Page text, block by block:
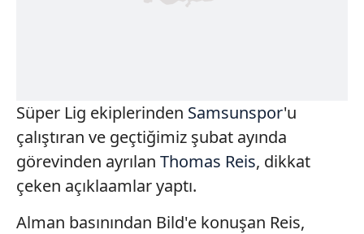
Süper Lig ekiplerinden Samsunspor'u
çalıştıran ve geçtiğimiz şubat ayında
görevinden ayrılan Thomas Reis, dikkat
çeken açıklaamlar yaptı.
Alman basınından Bild'e konuşan Reis,